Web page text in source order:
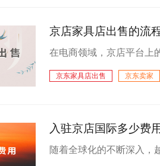
京店家具店出售的流
京东家具店出售 京东卖家
入驻京店国际多少费